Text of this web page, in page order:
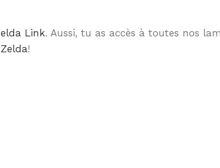
Link. Aussi, tu as accès à toutes nos
!